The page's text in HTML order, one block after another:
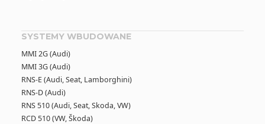
SYSTEMY WBUDOWANE
MMI 2G (Audi)
MMI 3G (Audi)
RNS-E (Audi, Seat, Lamborghini)
RNS-D (Audi)
RNS 510 (Audi, Seat, Skoda, VW)
RCD 510 (VW, Škoda)